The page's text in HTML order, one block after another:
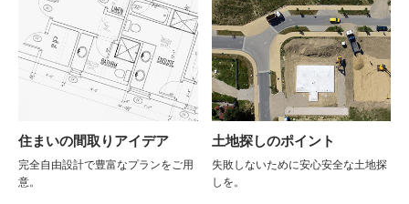
住まいの間取りアイデア
完全自由設計で豊富なプランをご用
意。
土地探しのポイント
失敗しないために安心安全な土地探
しを。